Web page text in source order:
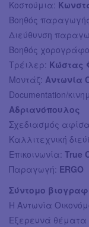
Κοστούμια:
Βοηθός
Διεύθυνση
Βοηθός
Τρέιλερ: Κώστας
Μοντάζ: Αντωνία
Documentation/
Αδριανόπουλος
Σχεδιασμός
Καλλιτεχνική
Επικοινωνία: True
Παραγωγή: ERGO
Σύντομο
Η Αντωνία
Εξερευνά